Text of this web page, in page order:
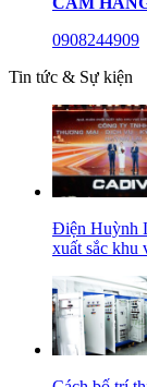
0908244909
Tin tức & Sự kiện
Điện Huỳnh
xuất sắc khu